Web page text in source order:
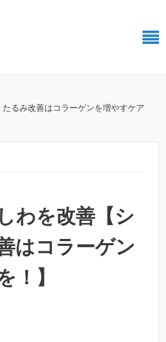
るみ改善はコラーゲンを増やすケア
わを改善【シ
はコラーゲン
！】